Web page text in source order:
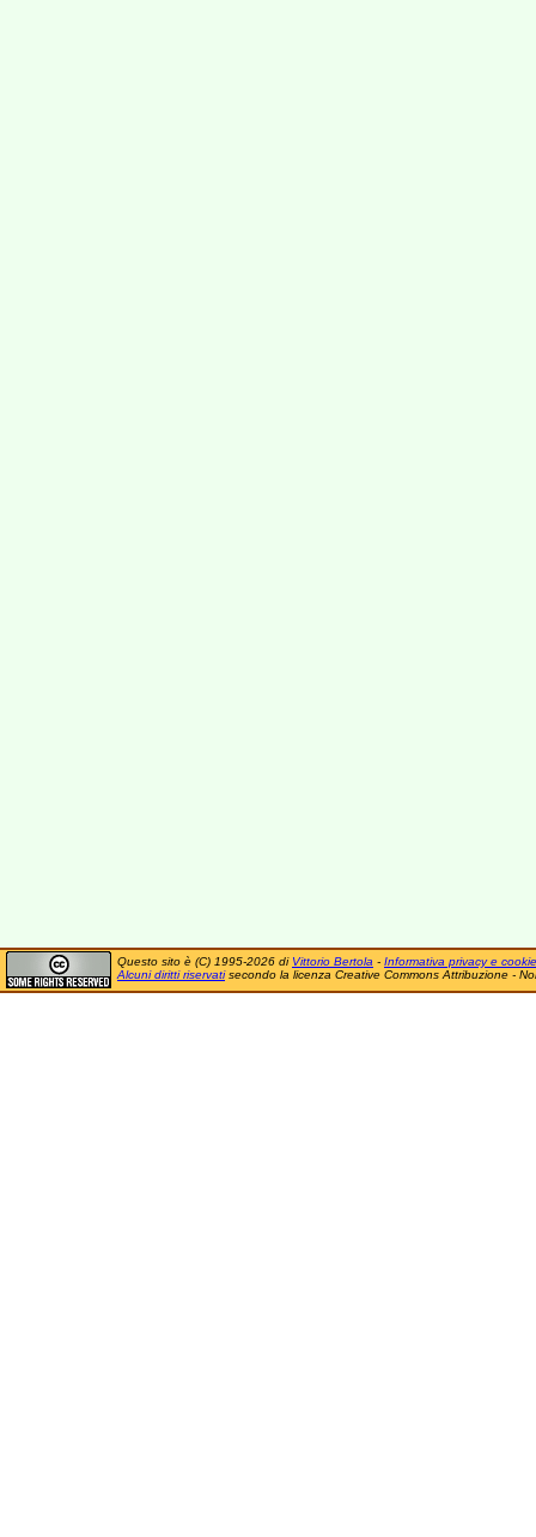
Questo sito è (C) 1995-2026 di Vittorio Bertola - Informativa privacy e cookie
Alcuni diritti riservatisecondo la licenza Creative Commons Attribuzione -